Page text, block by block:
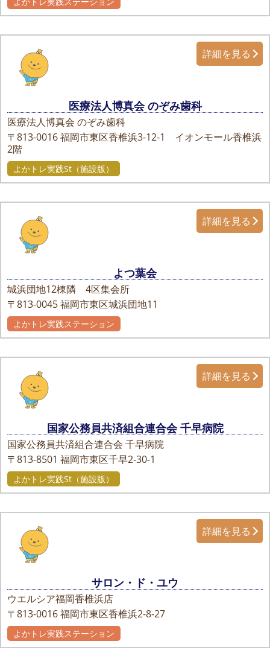
医療法人博真会 のぞみ歯科
医療法人博真会 のぞみ歯科
〒813-0016福岡市東区香椎浜3-12-1 イオンモール香椎浜
2階
詳細を見る
よかトレ実践St（施設版）
よつ葉会
城浜団地12棟隣 4区集会所
〒813-0045福岡市東区城浜団地11
詳細を見る
よかトレ実践ステーション
国家公務員共済組合連合会 千早病院
国家公務員共済組合連合会 千早病院
〒813-8501 福岡市東区千早2-30-1
詳細を見る
よかトレ実践St（施設版）
サロン・ド・ユウ
ウエルシア福岡香椎浜店
〒813-0016福岡市東区香椎浜2-8-27
詳細を見る
よかトレ実践ステーション